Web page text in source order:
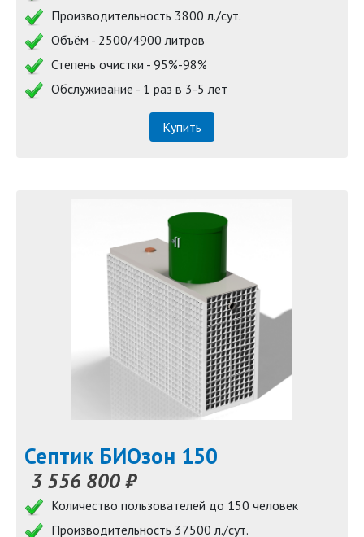
Производительность 3800 л./сут.
Объём - 2500/4900 литров
Степень очистки - 95%-98%
Обслуживание - 1 раз в 3-5 лет
Купить
Септик БИОзон 150
3 556 800 ₽
Количество пользователей до 150 человек
Производительность 37500 л./сут.